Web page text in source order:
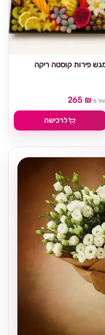
פירות קוסטה ריקה
מ־265 ₪
לרכישה